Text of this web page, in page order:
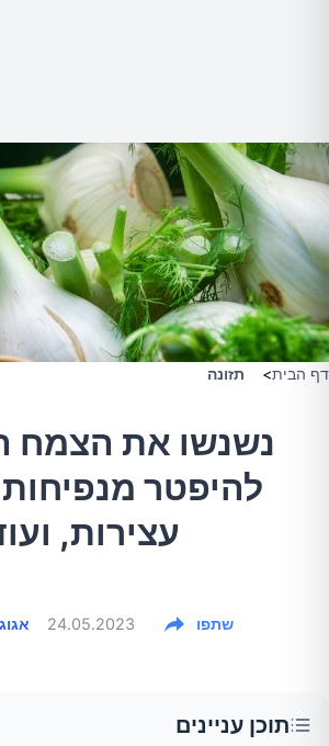
דף הבית> תזונה
נשנשו את הצמח
להיפטר
עצירות,
24.05.2023 שתפו
תוכן עניינים